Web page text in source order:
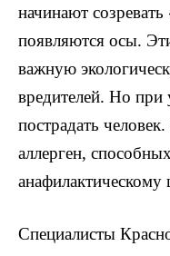
начинают
появляются осы.
важную
вредителей. Но при
пострадать
аллерген,
анафилактическому
Специалисты